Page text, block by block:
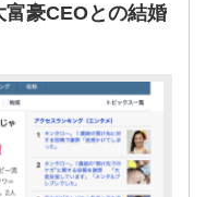
豪CEOとの結婚